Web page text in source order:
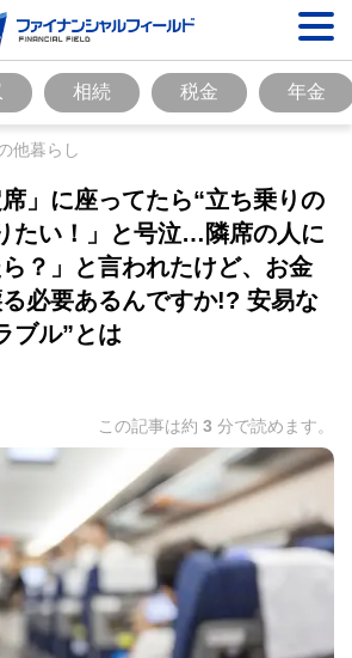
相続 税金 年金
他暮らし
席」に座ってたら“立ち乗りの
たい！」と号泣…隣席の人に
ら？」と言われたけど、お金
必要あるんですか!? 安易な
ブル”とは
この記事は約 3 分で読めます。